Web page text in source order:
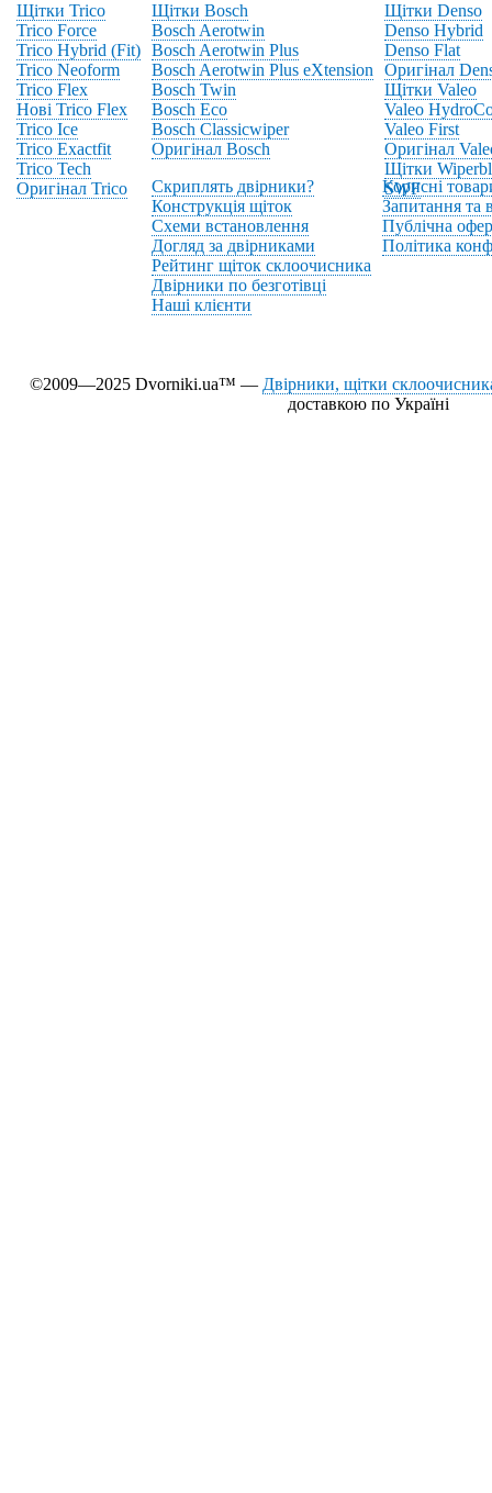
Щітки Trico
Trico Force
Trico Hybrid (Fit)
Trico Neoform
Trico Flex
Нові Trico Flex
Trico Ice
Trico Exactfit
Trico Tech
Оригінал Trico
Щітки Bosch
Bosch Aerotwin
Bosch Aerotwin Plus
Bosch Aerotwin Plus eXtension
Bosch Twin
Bosch Eco
Bosch Classicwiper
Оригінал Bosch
Щітки Denso
Denso Hybrid
Denso Flat
Оригінал
Щітки Valeo
Valeo
Valeo First
Оригінал
Щітки
SWF
Скриплять двірники?
Конструкція щіток
Схеми встановлення
Догляд за двірниками
Рейтинг щіток склоочисника
Двірники по безготівці
Наші клієнти
Корисні
Запитання та
Публічна
Політика
©2009—2025 Dvorniki.ua™ — Двірники, щітки
доставкою по Україні